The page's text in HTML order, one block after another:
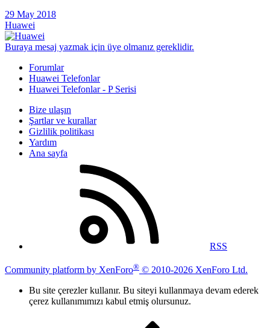
29 May 2018
Huawei
Buraya mesaj yazmak için üye olmanız gereklidir.
Forumlar
Huawei Telefonlar
Huawei Telefonlar - P Serisi
Bize ulaşın
Şartlar ve kurallar
Gizlilik politikası
Yardım
Ana sayfa
RSS
Community platform by XenForo® © 2010-2026 XenForo Ltd.
Bu site çerezler kullanır. Bu siteyi kullanmaya devam ederek
çerez kullanımımızı kabul etmiş olursunuz.